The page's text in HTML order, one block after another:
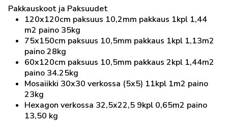
Pakkauskoot ja Paksuudet
120x120cm paksuus 10,2mm pakkaus 1kpl 1,44
m2 paino 35kg
75x150cm paksuus 10,5mm pakkaus 1kpl 1,13m2
paino 28kg
60x120cm paksuus 10,5mm pakkaus 2kpl 1,44m2
paino 34.25kg
Mosaiikki 30x30 verkossa (5x5) 11kpl 1m2 paino
23kg
Hexagon verkossa 32,5x22,5 9kpl 0,65m2 paino
13,50 kg